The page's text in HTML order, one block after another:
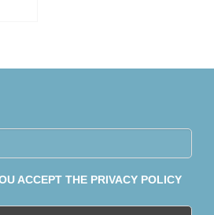
ACCEPT THE PRIVACY POLICY